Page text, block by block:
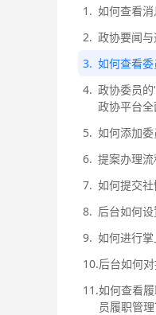
1. 如何查看消
2. 政协要闻
3. 如何查看委
4. 政协委员
政协平台全
5. 如何添加委
6. 提案办理流
7. 如何提交社
8. 后台如何设
9. 如何进行掌
10.后台如何
11.如何查看
员履职管理